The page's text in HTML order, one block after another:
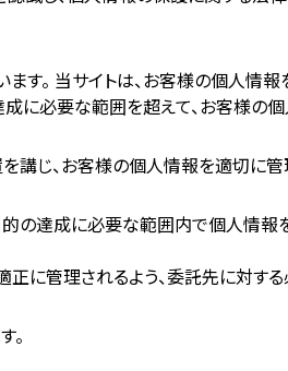
。 当サイトは、お客様の個人情報
に必要な範囲を超えて、お客様の
講じ、お客様の個人情報を適切に管
の達成に必要な範囲内で個人情
に管理されるよう、委託先に対す
。